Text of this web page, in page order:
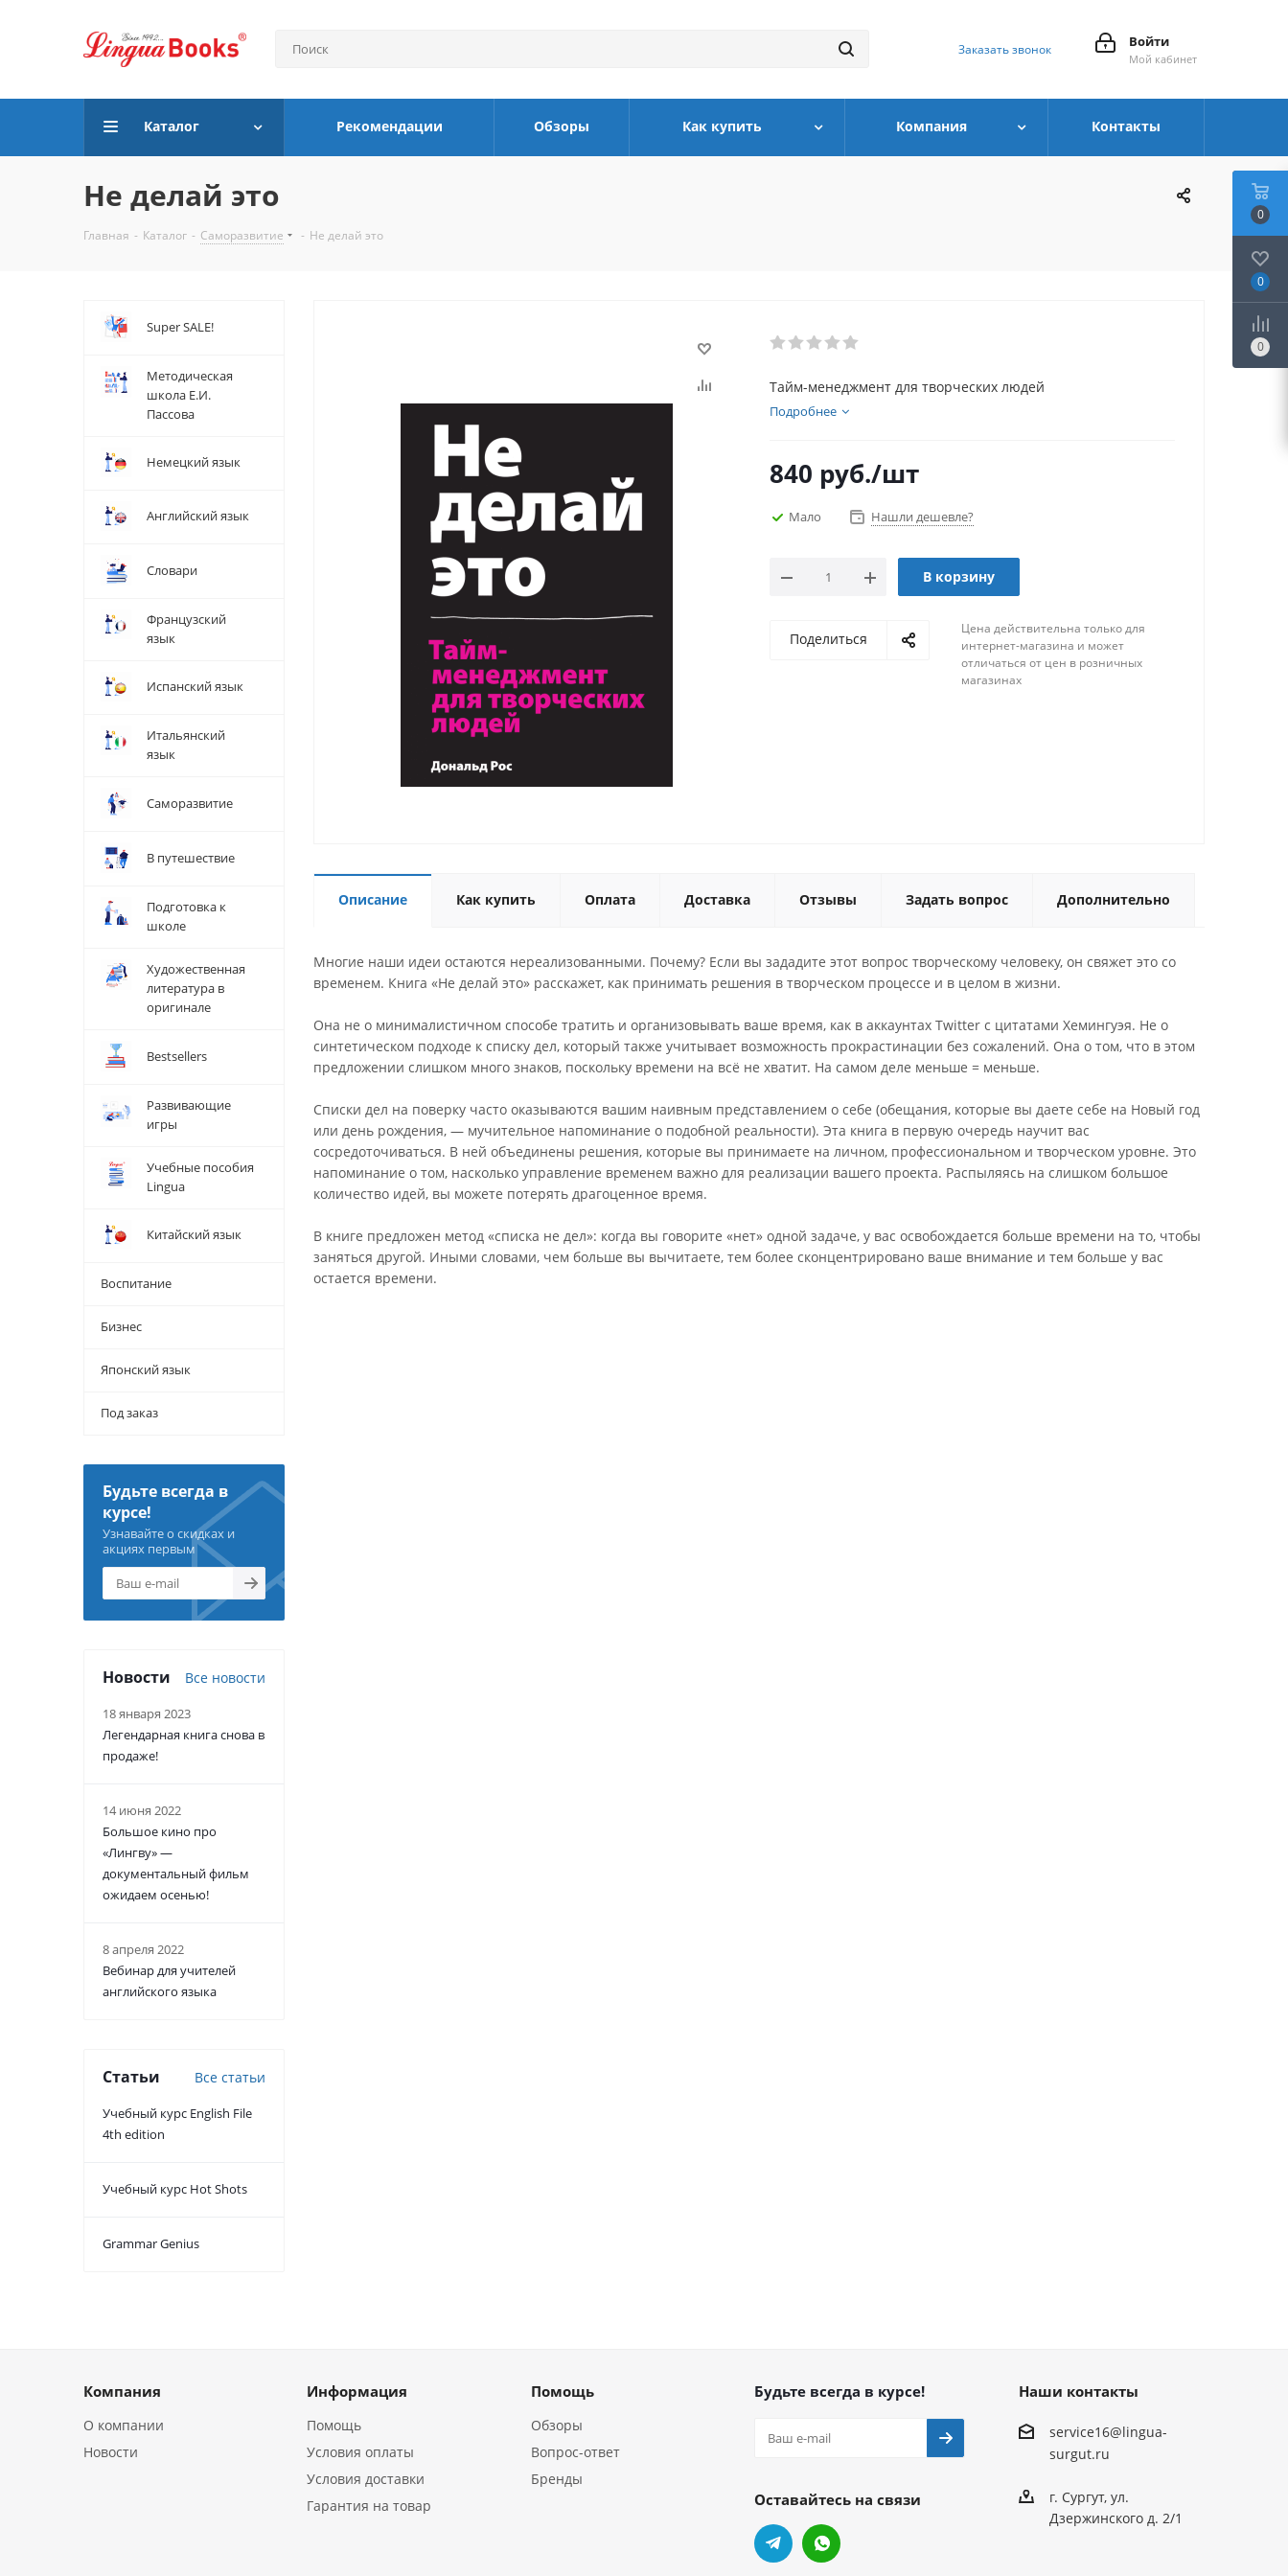
Войти
Мой кабинет
Заказать звонок
Каталог Рекомендации Обзоры Как купить Компания Контакты
Не делай это
Главная - Каталог - Саморазвитие - Не делай это
Тайм-менеджмент для творческих людей
Подробнее
840 руб./шт
Мало Нашли дешевле?
В корзину
Поделиться
Цена действительна только для
интернет-магазина и может
отличаться от цен в розничных
магазинах
Описание Как купить Оплата Доставка Отзывы Задать вопрос Дополнительно
Многие наши идеи остаются нереализованными. Почему? Если вы зададите этот вопрос творческому человеку, он свяжет это со
временем. Книга «Не делай это» расскажет, как принимать решения в творческом процессе и в целом в жизни.
Она не о минималистичном способе тратить и организовывать ваше время, как в аккаунтах Twitter с цитатами Хемингуэя. Не о
синтетическом подходе к списку дел, который также учитывает возможность прокрастинации без сожалений. Она о том, что в этом
предложении слишком много знаков, поскольку времени на всё не хватит. На самом деле меньше = меньше.
Списки дел на поверку часто оказываются вашим наивным представлением о себе (обещания, которые вы даете себе на Новый год
или день рождения, — мучительное напоминание о подобной реальности). Эта книга в первую очередь научит вас
сосредоточиваться. В ней объединены решения, которые вы принимаете на личном, профессиональном и творческом уровне. Это
напоминание о том, насколько управление временем важно для реализации вашего проекта. Распыляясь на слишком большое
количество идей, вы можете потерять драгоценное время.
В книге предложен метод «списка не дел»: когда вы говорите «нет» одной задаче, у вас освобождается больше времени на то, чтобы
заняться другой. Иными словами, чем больше вы вычитаете, тем более сконцентрировано ваше внимание и тем больше у вас
остается времени.
Super SALE!
Методическая
школа Е.И.
Пассова
Немецкий язык
Английский язык
Словари
Французский
язык
Испанский язык
Итальянский
язык
Саморазвитие
В путешествие
Подготовка к
школе
Художественная
литература в
оригинале
Bestsellers
Развивающие
игры
Учебные пособия
Lingua
Китайский язык
Воспитание
Бизнес
Японский язык
Под заказ
Будьте всегда в
курсе!
Узнавайте о скидках и
акциях первым
Новости Все новости
18 января 2023
Легендарная книга снова в
продаже!
14 июня 2022
Большое кино про
«Лингву» —
документальный фильм
ожидаем осенью!
8 апреля 2022
Вебинар для учителей
английского языка
Статьи Все статьи
Учебный курс English File
4th edition
Учебный курс Hot Shots
Grammar Genius
Компания
О компании
Новости
Информация
Помощь
Условия оплаты
Условия доставки
Гарантия на товар
Помощь
Обзоры
Вопрос-ответ
Бренды
Будьте всегда в курсе!
Оставайтесь на связи
Наши контакты
service16@lingua-
surgut.ru
г. Сургут,ул.
Дзержинского д. 2/1
0
0
0